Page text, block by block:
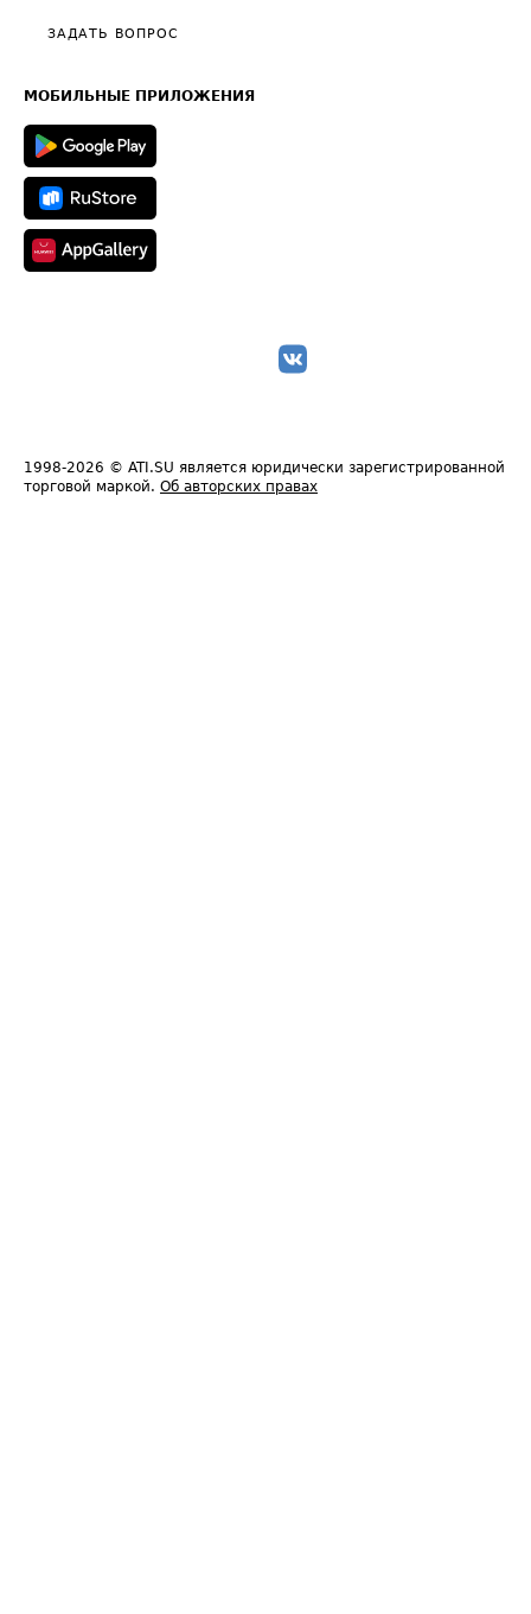
Общие положения
Полезное по перевозкам
Техническая информация
ЗАДАТЬ ВОПРОС
МОБИЛЬНЫЕ ПРИЛОЖЕНИЯ
1998-2026 © ATI.SU является юридически зарегистрированной
торговой маркой. Об авторских правах